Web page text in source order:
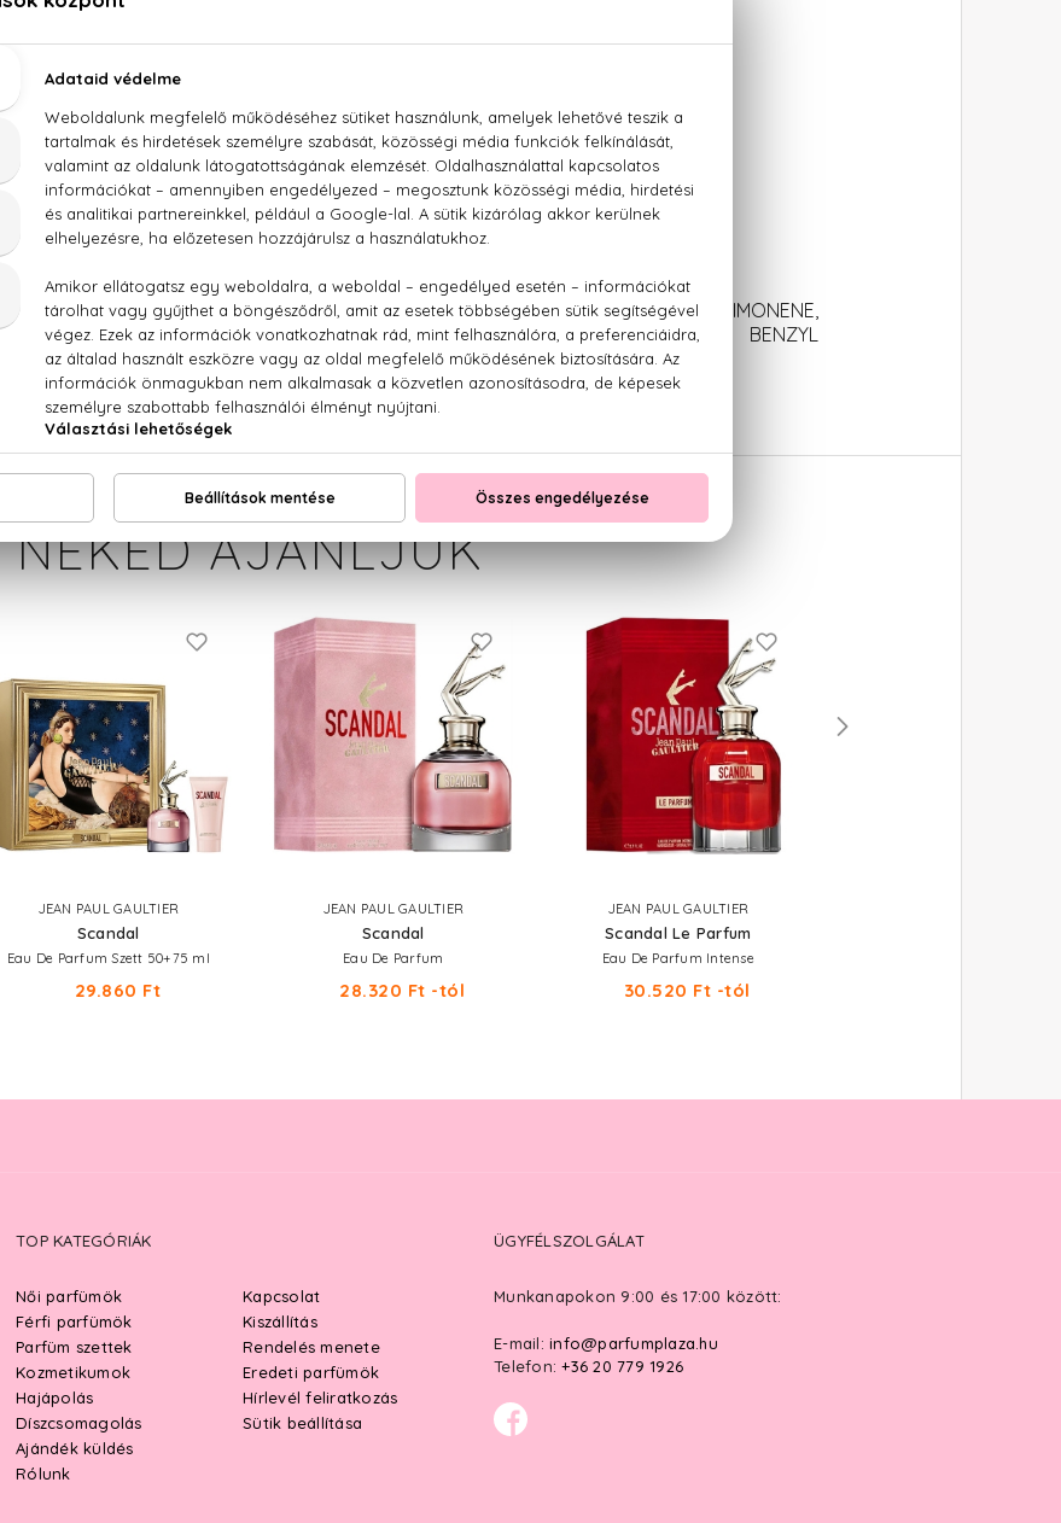
Paul Gaultier Scandal Absolu Parfum Concentré
(FRAGRANCE), AQUA (WATER), BENZYL SALICYLATE, LINALOOL, COUMARIN, LIMONENE,
HYDROXYCITRONELLAL, ALPHA-ISOMETHYL IONONE, FARNESOL, CITRAL, BENZYL
(YELLOW 5), CI 14700 (RED 4)
NEKED AJÁNLJUK
JEAN PAUL GAULTIER
Scandal
Eau De Parfum Szett 50+75 ml
29.860 Ft
JEAN PAUL GAULTIER
Scandal
Eau De Parfum
28.320 Ft -tól
JEAN PAUL GAULTIER
Scandal Le Parfum
Eau De Parfum Intense
30.520 Ft -tól
TOP KATEGÓRIÁK
Női parfümök
Férfi parfümök
Parfüm szettek
Kozmetikumok
Hajápolás
Díszcsomagolás
Ajándék küldés
Rólunk
Kapcsolat
Kiszállítás
Rendelés menete
Eredeti parfümök
Hírlevél feliratkozás
Sütik beállítása
ÜGYFÉLSZOLGÁLAT
Munkanapokon 9:00 és 17:00 között:
E-mail: info@parfumplaza.hu
Telefon: +36 20 779 1926